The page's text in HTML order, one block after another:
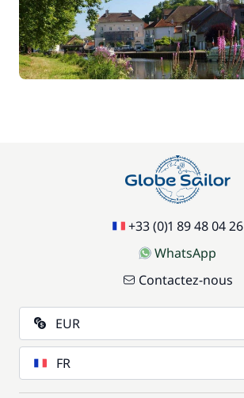
+33 (0)1 89 48 04 26
WhatsApp
Contactez-nous
EUR
FR